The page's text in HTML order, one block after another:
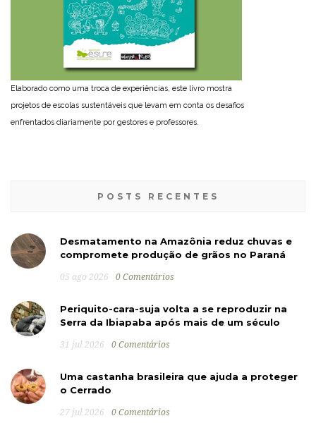
Elaborado como uma troca de experiências, este livro mostra
projetos de escolas sustentáveis que levam em conta os desafios
enfrentados diariamente por gestores e professores.
POSTS RECENTES
Desmatamento na Amazônia reduz chuvas e
compromete produção de grãos no Paraná
05 ago 2026 0 Comentários
Periquito-cara-suja volta a se reproduzir na
Serra da Ibiapaba após mais de um século
31 jul 2026 0 Comentários
Uma castanha brasileira que ajuda a proteger
o Cerrado
27 jul 2026 0 Comentários